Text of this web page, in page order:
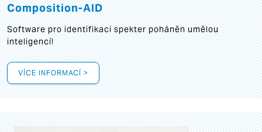
Composition-AID
Software pro identifikaci spekter poháněn umělou
inteligencí!
VÍCE INFORMACÍ >